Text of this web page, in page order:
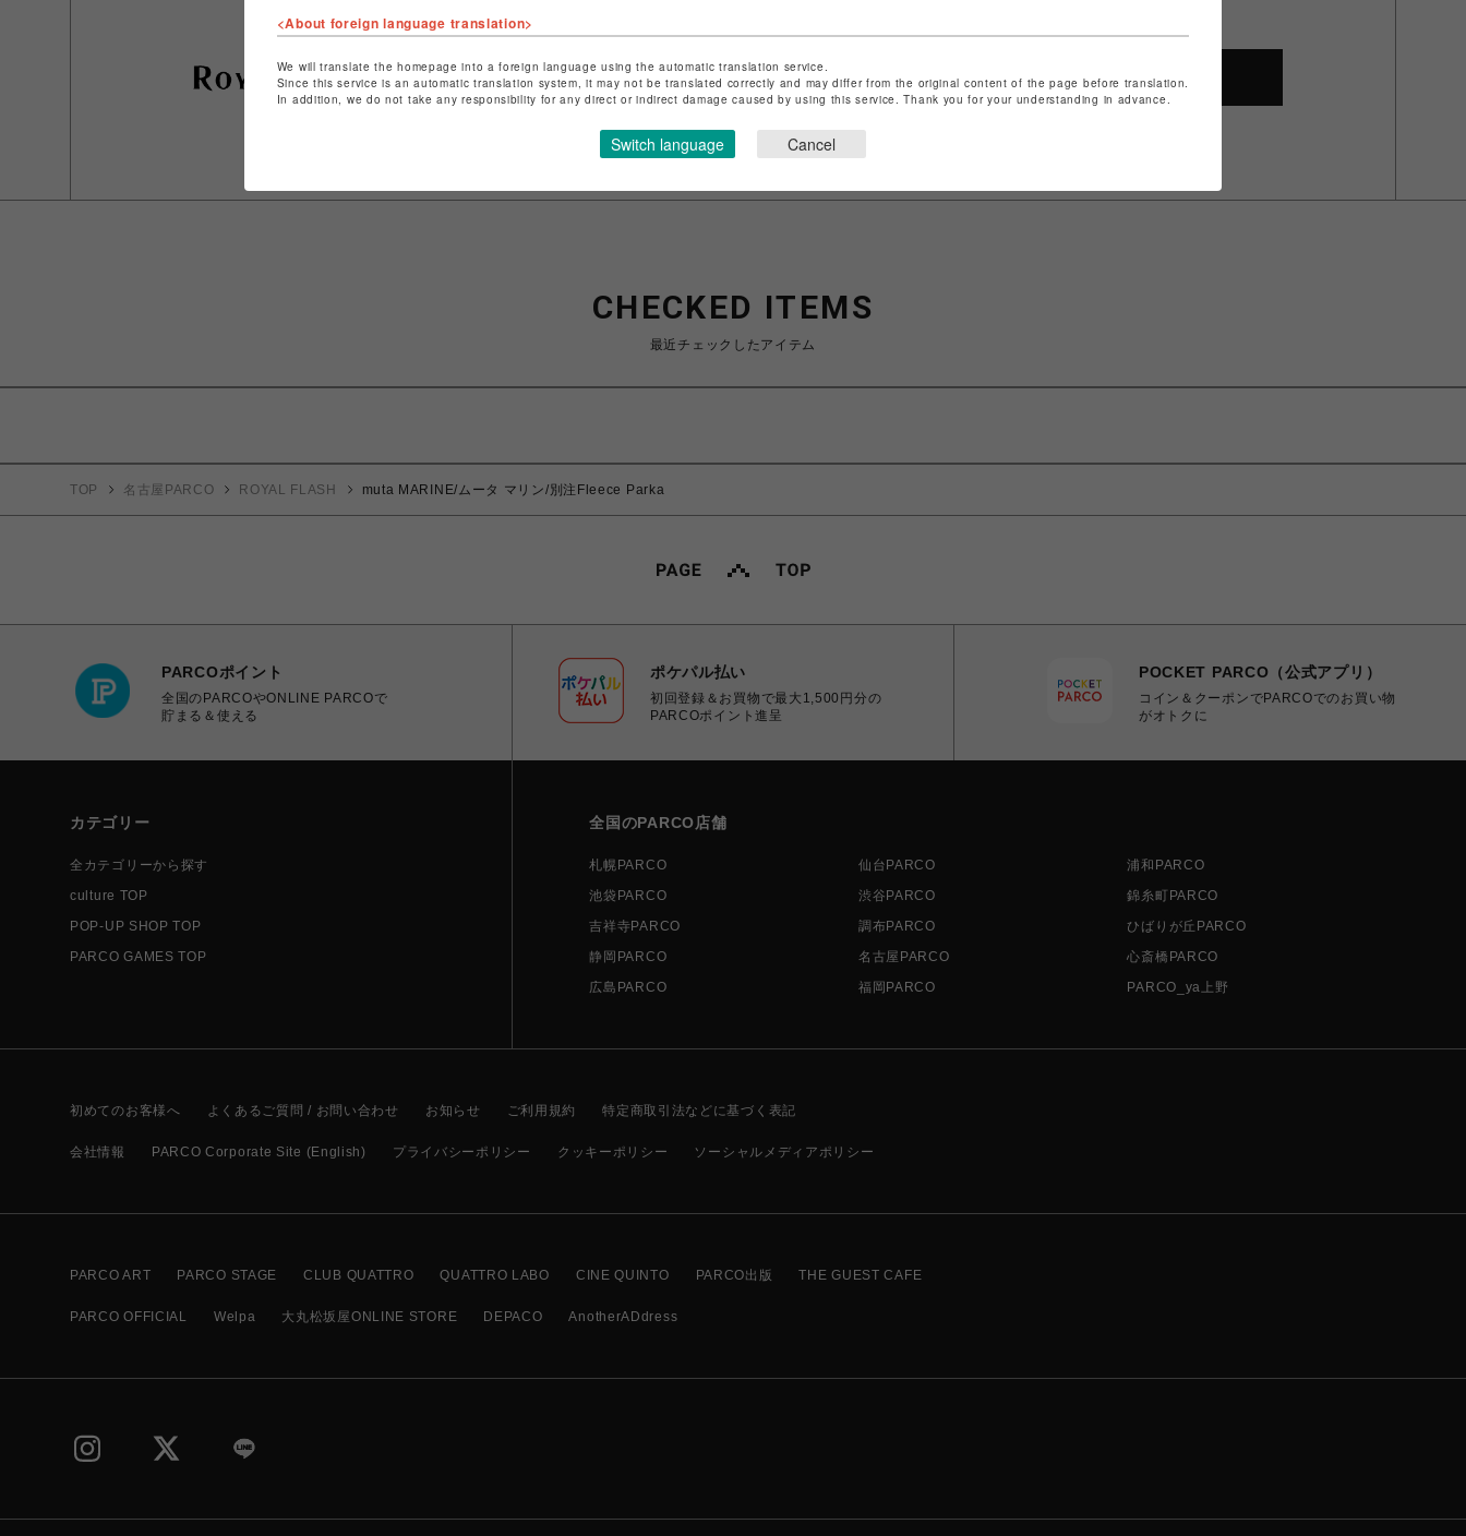
ショップ名
特定商取引法など法令に基づく表記はこちら
ショップお問い合わせはこちら
SHOP TOP
CHECKED ITEMS
最近チェックしたアイテム
TOP 名古屋PARCO ROYAL FLASH muta MARINE/ムータ マリン/別注Fleece Parka
PARCOポイント
全国のPARCOやONLINE PARCOで
貯まる＆使える
ポケパル払い
初回登録＆お買物で最大1,500円分の
PARCOポイント進呈
POCKET PARCO（公式アプリ）
コイン＆クーポンでPARCOでのお買い物
がオトクに
カテゴリー
全カテゴリーから探す
culture TOP
POP-UP SHOP TOP
PARCO GAMES TOP
全国のPARCO店舗
札幌PARCO 仙台PARCO
浦和PARCO
池袋PARCO
渋谷PARCO
錦糸町PARCO
吉祥寺PARCO
調布PARCO
ひばりが丘PARCO
静岡PARCO
名古屋PARCO
心斎橋PARCO
広島PARCO
福岡PARCO PARCO_ya上野
初めてのお客様へ よくあるご質問 / お問い合わせ お知らせ ご利用規約 特定商取引法などに基づく表記
会社情報 PARCO Corporate Site (English) プライバシーポリシー クッキーポリシー ソーシャルメディアポリシー
PARCO ART PARCO STAGE CLUB QUATTRO QUATTRO LABO CINE QUINTO PARCO出版 THE GUEST CAFE
PARCO OFFICIAL Welpa 大丸松坂屋ONLINE STORE DEPACO AnotherADdress
<About foreign language translation>
We will translate the homepage into a foreign language using the automatic translation service.
Since this service is an automatic translation system, it may not be translated correctly and may differ from the original content of the page before translation.
In addition, we do not take any responsibility for any direct or indirect damage caused by using this service. Thank you for your understanding in advance.
Switch language Cancel